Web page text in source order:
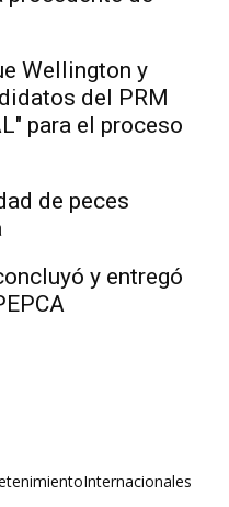
Wellington y
del PRM
para el proceso
de peces
y entregó
Internacionales